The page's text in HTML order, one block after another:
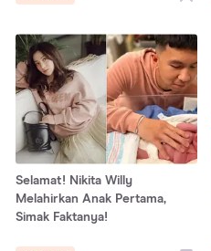
Selamat! Nikita Willy
Melahirkan Anak Pertama,
Simak Faktanya!